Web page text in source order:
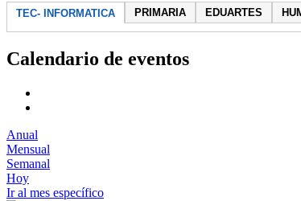
TEC- INFORMATICA PRIMARIA EDUARTES
Calendario de eventos
Anual
Mensual
Semanal
Hoy
Ir al mes específico